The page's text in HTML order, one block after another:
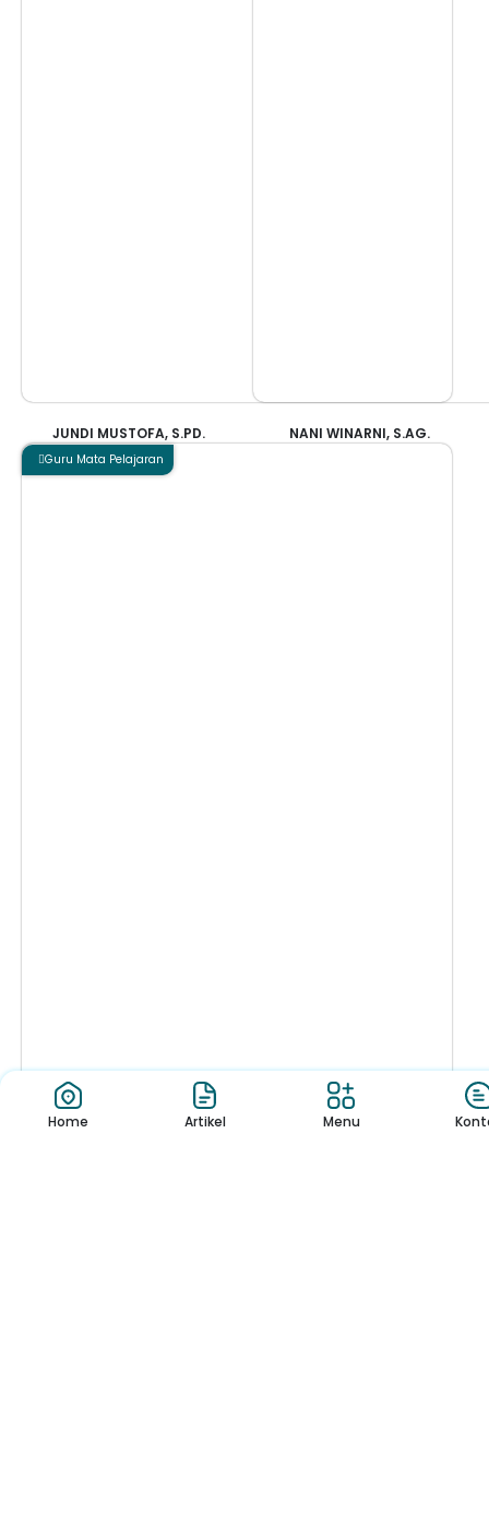
JUNDI MUSTOFA, S.PD. NANI WINARNI, S.AG.
Guru Mata Pelajaran
Home Artikel Menu